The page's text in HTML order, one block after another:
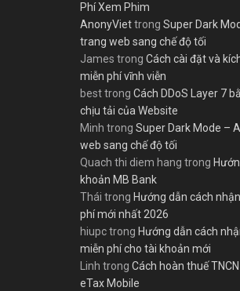
Phí Xem Phim
AnonyViettrong Super Dark
trang web sang chế độ tối
James trong Cách cài đặt và
miễn phí vĩnh viễn
besttrong Cách DDoS Layer 7
chịu tải của Website
Minh trong Super Dark Mode –
web sang chế độ tối
Quach thi diem hang trong
khoản MB Bank
Thái trong Hướng dẫn cách
phí mới nhất 2026
hiupctrong Hướng dẫn cách
miễn phí cho tài khoản mới
Linh trong Cách hoàn thuế
eTax Mobile